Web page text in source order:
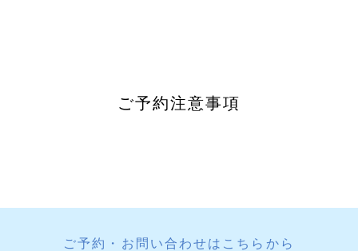
ご予約注意事項
ご予約・お問い合わせはこちらから